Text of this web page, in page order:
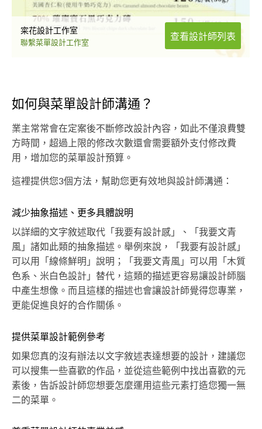
寀花設計工作室
聯繫菜單設計工作室
查看設計師列表
如何與菜單設計師溝通？
業主常常會在定案後不斷修改設計內容，如此不僅浪費雙
方時間，超過上限的修改次數還會需要額外支付修改費
用，增加您的菜單設計預算。
這裡提供您3個方法，幫助您更有效地與設計師溝通：
減少抽象描述、更多具體說明
以詳細的文字敘述取代「我要有設計感」、「我要文青
風」諸如此類的抽象描述。舉例來說，「我要有設計感」
可以用「線條鮮明」說明；「我要文青風」可以用「木質
色系、米白色設計」替代，這類的描述更容易讓設計師腦
中產生想像。而且這樣的描述也會讓設計師覺得您專業，
更能促進良好的合作關係。
提供菜單設計範例參考
如果您真的沒有辦法以文字敘述表達想要的設計，建議您
可以搜集一些喜歡的作品，並從這些範例中找出喜歡的元
素後，告訴設計師您想要怎麼運用這些元素打造您獨一無
二的菜單。